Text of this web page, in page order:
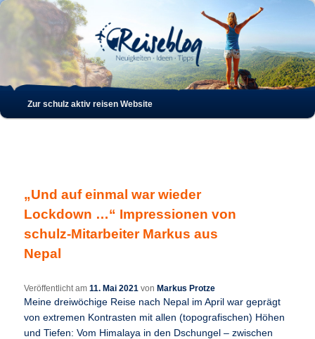
Hauptmenü
Zum
Zum
wechseln
Zur schulz aktiv reisen Website
„Und auf einmal war wieder
Lockdown …“ Impressionen von
schulz-Mitarbeiter Markus aus
Nepal
Veröffentlicht am11. Mai 2021 vonMarkus Protze
Meine dreiwöchige Reise nach Nepal im April war geprägt
von extremen Kontrasten mit allen (topografischen) Höhen
und Tiefen: Vom Himalaya in den Dschungel – zwischen